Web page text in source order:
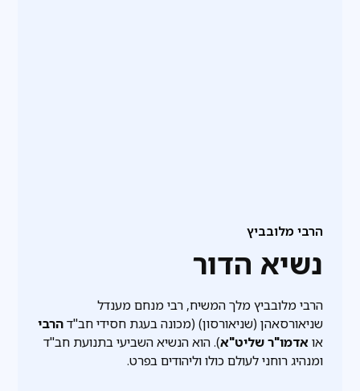
הרבי מלובביץ
נשיא הדור
הרבי מלובביץ מלך המשיח, רבי מנחם מענדל
שניאורסאהן (שניאורסון) (מכונה בעגת חסידי חב"דהרבי
אואדמו"ר שליט"א). הוא הנשיא השביעי בתנועת חב"ד
ומנהיג רוחני לעולם כולו וליהודים בפרט.